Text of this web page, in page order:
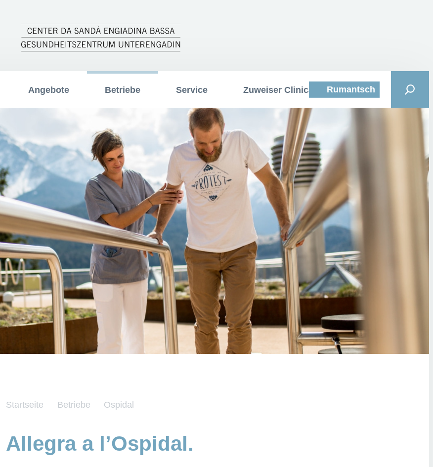
Angebote Betriebe Service Zuweiser Clinica CurativaRumantsch
Startseite Betriebe Ospidal
Allegra a l’Ospidal.